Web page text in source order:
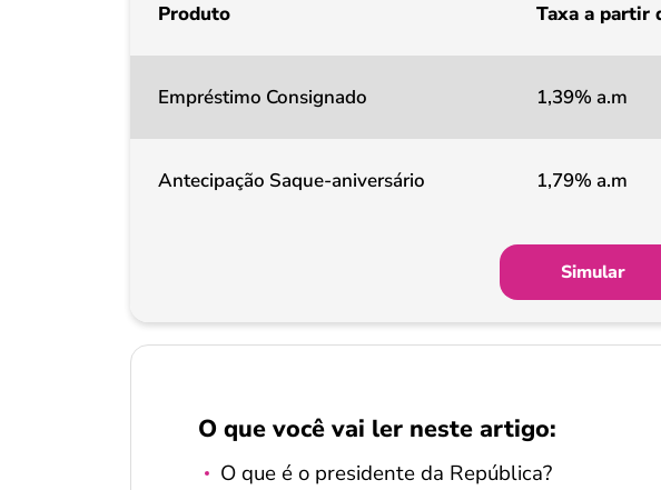
Produto Taxa a partir
Empréstimo Consignado 1,39% a.m
Antecipação Saque-aniversário 1,79% a.m
Simular
O que você vai ler neste artigo:
O que é o presidente da República?